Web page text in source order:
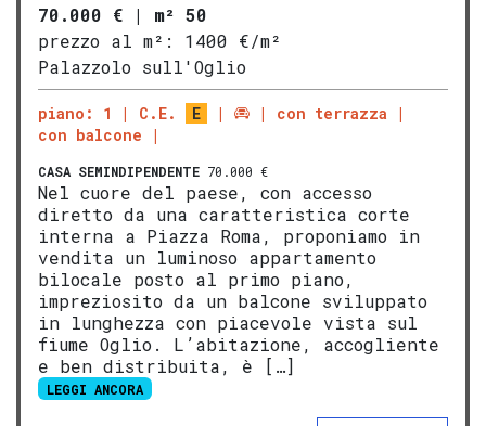
70.000 € | m² 50
prezzo al m²:
1400 €/m²
Palazzolo sull'Oglio
piano: 1 C.E. E
con terrazza
con balcone
CASA SEMINDIPENDENTE 70.000 €
Nel cuore del paese, con accesso
diretto da una caratteristica corte
interna a Piazza Roma, proponiamo in
vendita un luminoso appartamento
bilocale posto al primo piano,
impreziosito da un balcone sviluppato
in lunghezza con piacevole vista sul
fiume Oglio. L’abitazione, accogliente
e ben distribuita, è […]
LEGGI ANCORA